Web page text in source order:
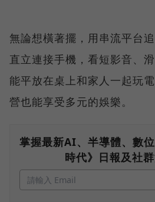
無論想橫著擺，用串流平台
直立連接手機，看短影音、
能平放在桌上和家人一起玩
營也能享受多元的娛樂。
掌握最新AI、半導體、數
時代》日報及社